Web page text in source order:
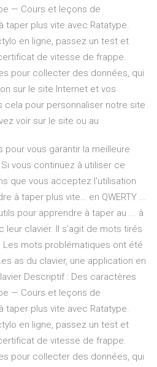
— Cours et leçons de
taper plus vite avec Ratatype.
en ligne, passez un test et
de vitesse de frappe.
pour collecter des données, qui
sur le site Internet et vos
cela pour personnaliser notre site
voir sur le site ou au
pour vous garantir la meilleure
vous continuez à utiliser ce
que vous acceptez l'utilisation
à taper plus vite… en QWERTY ...
pour apprendre à taper au ... à
leur clavier. Il s'agit de mots tirés
Les mots problématiques ont été
as du clavier, une application en
Descriptif : Des caractères
— Cours et leçons de
taper plus vite avec Ratatype.
en ligne, passez un test et
de vitesse de frappe.
pour collecter des données, qui